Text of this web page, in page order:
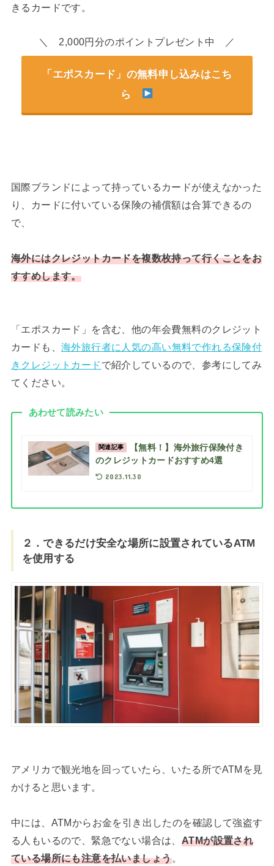
きるカードです。
＼ 2,000円分のポイントプレゼント中 ／
「エポスカード」の無料申し込みはこち
ら
国際ブランドによって持っているカードが使えなかった
り、カードに付いている保険の補償額は合算できるの
で、
海外にはクレジットカードを複数枚持って行くことをお
すすめします。
「エポスカード」を含む、他の年会費無料のクレジット
カードも、 海外旅行者に人気の高い無料で作れる保険付
きクレジットカード で紹介しているので、参考にしてみ
てください。
あわせて読みたい
関連記事
【無料！】海外旅行保険付き
のクレジットカードおすすめ4選
2023.11.30
２．できるだけ安全な場所に設置されているATM
を使用する
アメリカで観光地を回っていたら、いたる所でATMを見
かけると思います。
中には、ATMからお金を引き出したのを確認して強盗す
る人もいるので、緊急でない場合は、 ATMが設置され
ている場所にも注意を払いましょう。